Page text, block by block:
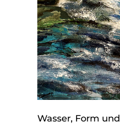
Wasser, Form